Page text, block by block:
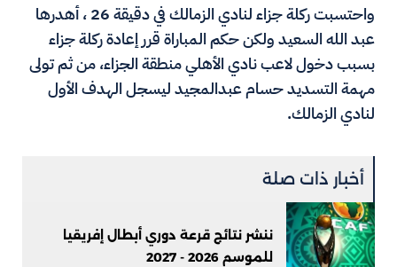
واحتسبت ركلة جزاء لنادي الزمالك في دقيقة 26 ، أهدرها
عبد الله السعيد ولكن حكم المباراة قرر إعادة ركلة جزاء
بسبب دخول لاعب نادي الأهلي منطقة الجزاء، من ثم تولى
مهمة التسديد حسام عبدالمجيد ليسجل الهدف الأول
لنادي الزمالك.
أخبار ذات صلة
ننشر نتائج قرعة دوري أبطال إفريقيا
للموسم 2026 - 2027